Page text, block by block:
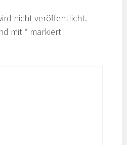
nicht veröffentlicht.
mit * markiert